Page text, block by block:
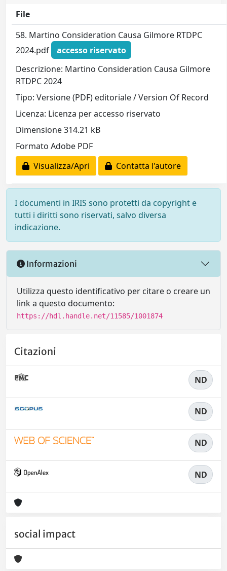
File
58. Martino Consideration Causa Gilmore RTDPC
2024.pdf
accesso riservato
Descrizione: Martino Consideration Causa Gilmore
RTDPC 2024
Tipo: Versione (PDF) editoriale / Version Of Record
Licenza: Licenza per accesso riservato
Dimensione 314.21 kB
Formato Adobe PDF
Visualizza/Apri
Contatta l'autore
I documenti in IRIS sono protetti da copyright e
tutti i diritti sono riservati, salvo diversa
indicazione.
Informazioni
Utilizza questo identificativo per citare o creare un
link a questo documento:
https://hdl.handle.net/11585/1001874
Citazioni
ND
ND
ND
ND
social impact